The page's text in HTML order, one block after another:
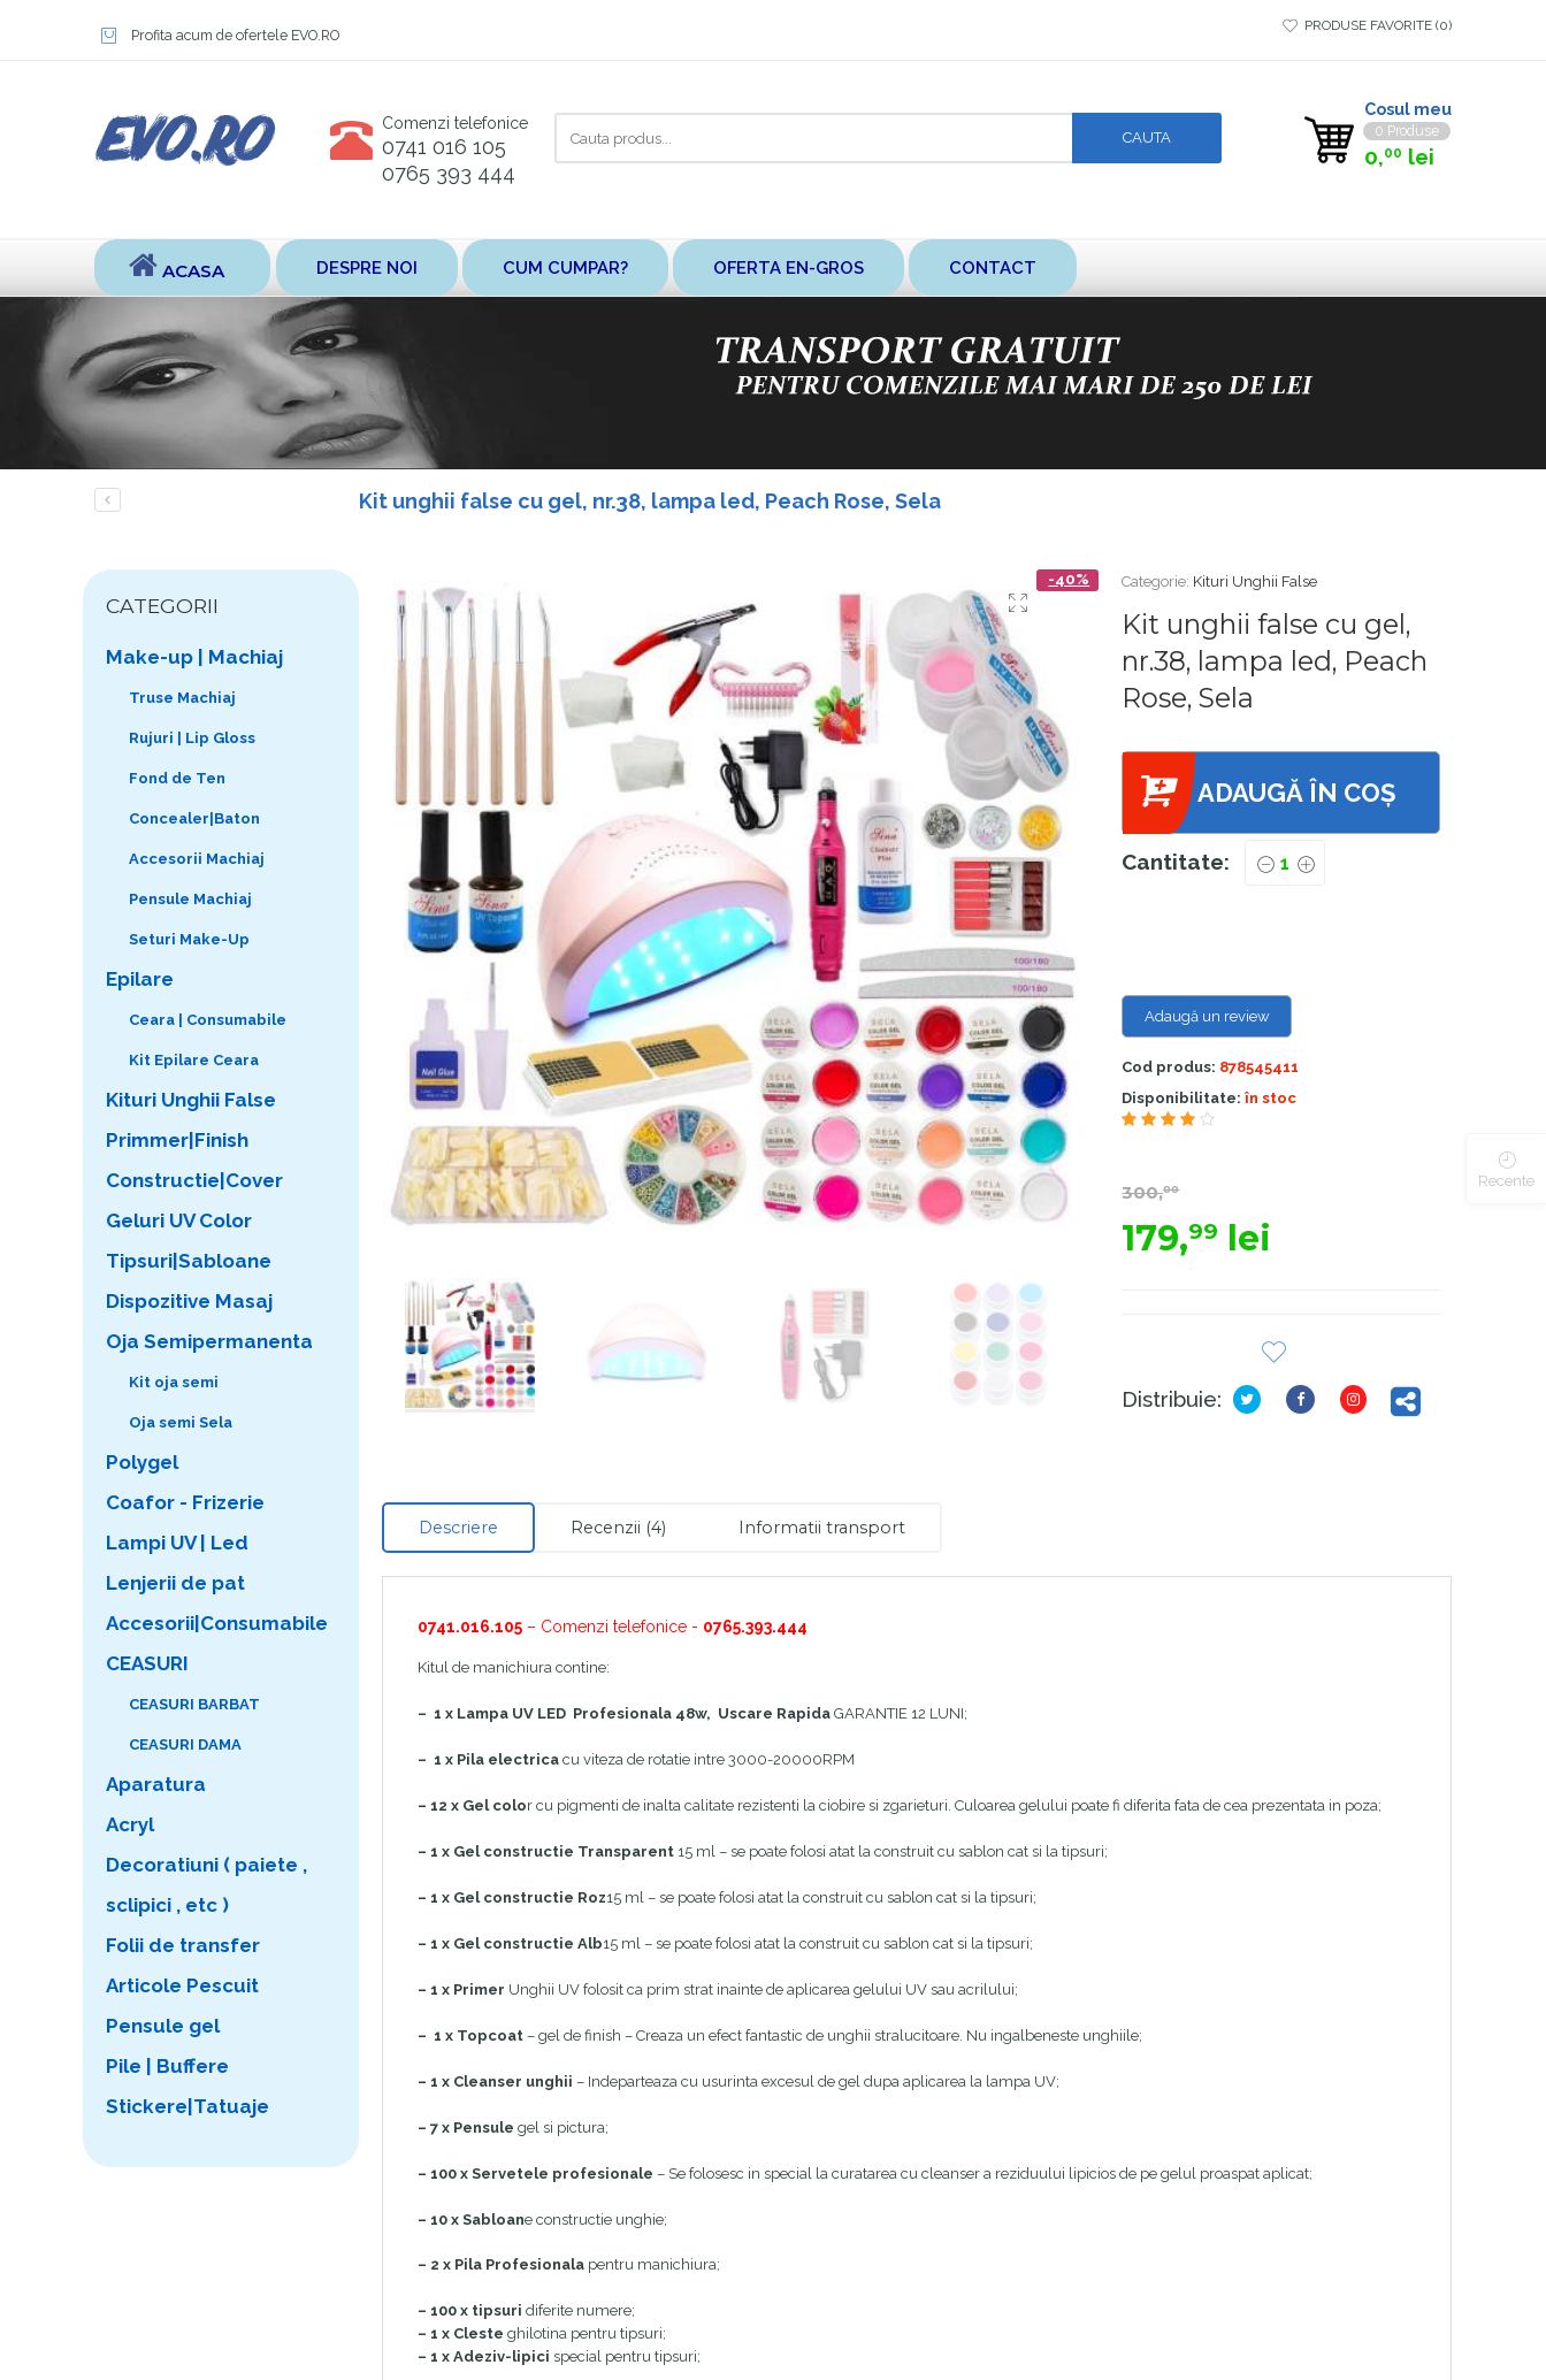
Profita acum de ofertele EVO.RO
PRODUSE FAVORITE 0
Comenzi telefonice
0741 016 105
0765 393 444
aici
Cosul meu
0 Produse
0,00 lei
ACASA DESPRE NOI CUM CUMPAR? OFERTA EN-GROS CONTACT
Kit unghii false cu gel, nr.38, lampa led, Peach Rose, Sela
-40% Categorie: Kituri Unghii False
Kit unghii false cu gel,
nr.38, lampa led, Peach
Rose, Sela
ADAUGĂ ÎN COȘ
Cantitate:
Adaugă un review
Cod produs: 878545411
Disponibilitate: în stoc
300,00
179,99 lei
Distribuie:
Descriere Recenzii (4) Informatii transport
0741.016.105 – Comenzi telefonice - 0765.393.444
Kitul de manichiura contine:
– 1 x Lampa UV LED Profesionala 48w, Uscare Rapida GARANTIE 12 LUNI;
– 1 x Pila electrica cu viteza de rotatie intre 3000-20000RPM
– 12 x Gel color cu pigmenti de inalta calitate rezistenti la ciobire si zgarieturi. Culoarea gelului poate fi diferita fata de cea prezentata in poza;
– 1 x Gel constructie Transparent 15 ml – se poate folosi atat la construit cu sablon cat si la tipsuri;
– 1 x Gel constructie Roz15 ml – se poate folosi atat la construit cu sablon cat si la tipsuri;
– 1 x Gel constructie Alb15 ml – se poate folosi atat la construit cu sablon cat si la tipsuri;
– 1 x Primer Unghii UV folosit ca prim strat inainte de aplicarea gelului UV sau acrilului;
– 1 x Topcoat – gel de finish – Creaza un efect fantastic de unghii stralucitoare. Nu ingalbeneste unghiile;
– 1 x Cleanser unghii – Indeparteaza cu usurinta excesul de gel dupa aplicarea la lampa UV;
– 7 x Pensule gel si pictura;
– 100 x Servetele profesionale – Se folosesc in special la curatarea cu cleanser a reziduului lipicios de pe gelul proaspat aplicat;
– 10 x Sabloane constructie unghie;
– 2 x Pila Profesionala pentru manichiura;
– 100 x tipsuri diferite numere;
– 1 x Cleste ghilotina pentru tipsuri;
– 1 x Adeziv-lipici special pentru tipsuri;
CATEGORII
Make-up | Machiaj
Truse Machiaj
Rujuri | Lip Gloss
Fond de Ten
Concealer|Baton
Accesorii Machiaj
Pensule Machiaj
Seturi Make-Up
Epilare
Ceara | Consumabile
Kit Epilare Ceara
Kituri Unghii False
Primmer|Finish
Constructie|Cover
Geluri UV Color
Tipsuri|Sabloane
Dispozitive Masaj
Oja Semipermanenta
Kit oja semi
Oja semi Sela
Polygel
Coafor - Frizerie
Lampi UV | Led
Lenjerii de pat
Accesorii|Consumabile
CEASURI
CEASURI BARBAT
CEASURI DAMA
Aparatura
Acryl
Decoratiuni ( paiete ,
sclipici , etc )
Folii de transfer
Articole Pescuit
Pensule gel
Pile | Buffere
Stickere|Tatuaje
Recente